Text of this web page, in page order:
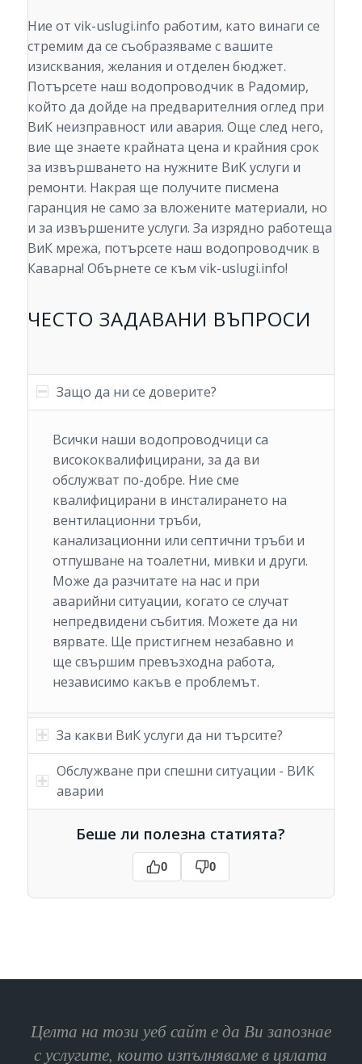
Ние от vik-uslugi.info работим, като винаги се
стремим да се съобразяваме с вашите
изисквания, желания и отделен бюджет.
Потърсете наш водопроводчик в Радомир,
който да дойде на предварителния оглед при
ВиК неизправност или авария. Още след него,
вие ще знаете крайната цена и крайния срок
за извършването на нужните ВиК услуги и
ремонти. Накрая ще получите писмена
гаранция не само за вложените материали, но
и за извършените услуги. За изрядно работеща
ВиК мрежа, потърсете наш водопроводчик в
Каварна! Обърнете се към vik-uslugi.info!
ЧЕСТО ЗАДАВАНИ ВЪПРОСИ
Защо да ни се доверите?
Всички наши водопроводчици са
висококвалифицирани, за да ви
обслужват по-добре. Ние сме
квалифицирани в инсталирането на
вентилационни тръби,
канализационни или септични тръби и
отпушване на тоалетни, мивки и други.
Може да разчитате на нас и при
аварийни ситуации, когато се случат
непредвидени събития. Можете да ни
вярвате. Ще пристигнем незабавно и
ще свършим превъзходна работа,
независимо какъв е проблемът.
За какви ВиК услуги да ни търсите?
Обслужване при спешни ситуации - ВИК
аварии
Беше ли полезна статията?
0 0
Целта на този уеб сайт е да Ви запознае
с услугите, които изпълняваме в цялата